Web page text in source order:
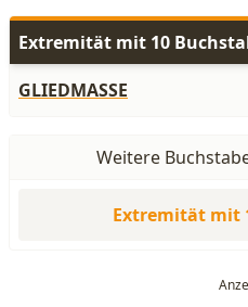
Extremität mit 10
GLIEDMASSE
Weitere
Extremität mit